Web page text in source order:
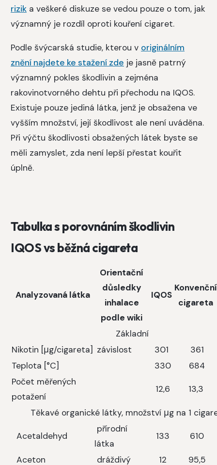
rizik a veškeré diskuze se vedou pouze o tom, jak
významný je rozdíl oproti kouření cigaret.
Podle švýcarská studie, kterou v originálním
znění najdete ke stažení zde je jasně patrný
významný pokles škodlivin a zejména
rakovinotvorného dehtu při přechodu na IQOS.
Existuje pouze jediná látka, jenž je obsažena ve
vyšším množství, její škodlivost ale není uváděna.
Při výčtu škodlivosti obsažených látek byste se
měli zamyslet, zda není lepší přestat kouřit
úplně.
Tabulka s porovnáním škodlivin
IQOS vs běžná cigareta
Analyzovaná látka
Orientační
důsledky
inhalace
podle wiki
IQOS
Konvenční
cigareta
Základní
Nikotin [μg/cigareta] závislost 301
361
Teplota [°C]
330
684
Počet měřených
potažení
12,6 13,3
Těkavé organické látky, množství μg na 1
Acetaldehyd
přírodní
látka
133 610
Aceton dráždivý 12 95,5